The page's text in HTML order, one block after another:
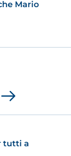
Mario
tutti a